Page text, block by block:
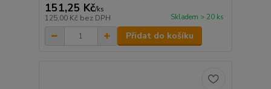
151,25 Kč/ks
125,00 Kč bez DPH Skladem > 20 ks
Přidat do košíku